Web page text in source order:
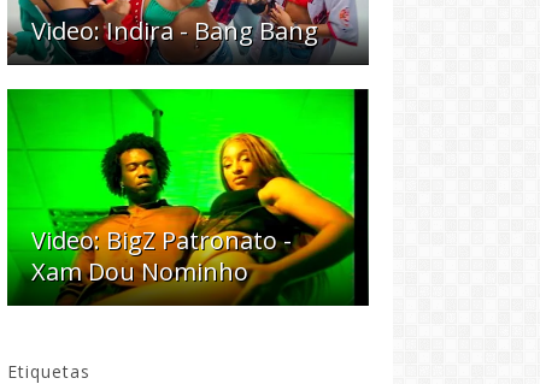
Video: Indira - Bang Bang
Video: BigZ Patronato -
Xam Dou Nominho
Etiquetas